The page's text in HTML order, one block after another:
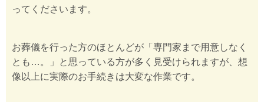
ってくださいます。
お葬儀を行った方のほとんどが「専門家まで用意しなく
とも…。」と思っている方が多く見受けられますが、想
像以上に実際のお手続きは大変な作業です。